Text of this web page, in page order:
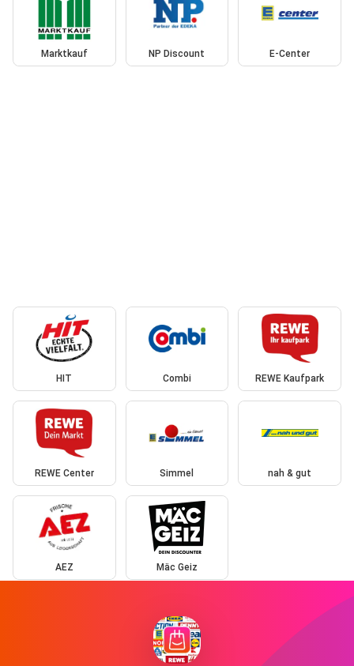
Marktkauf NP Discount E-Center
HIT Combi REWE Kaufpark
REWE Center Simmel nah & gut
AEZ Mäc Geiz